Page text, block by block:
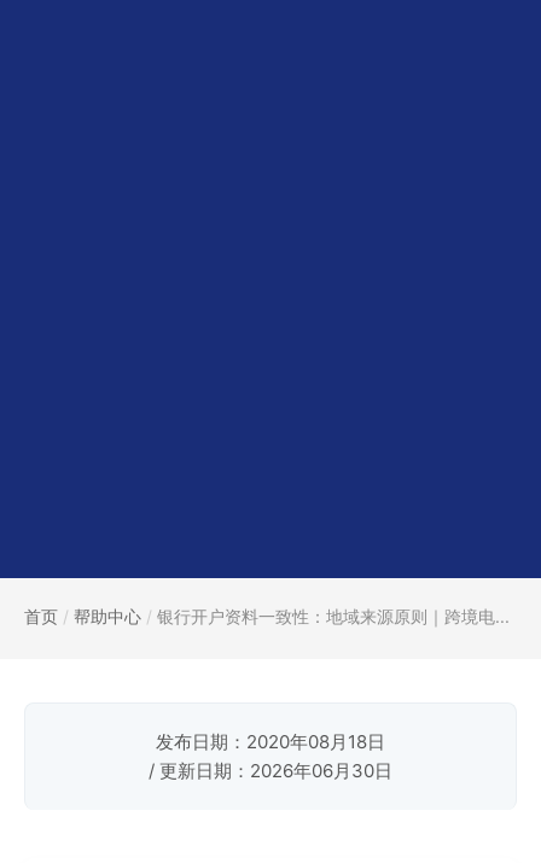
首页 / 帮助中心 / 银行开户资料一致性：地域来源原则｜跨境电...
发布日期：2020年08月18日
/ 更新日期：2026年06月30日